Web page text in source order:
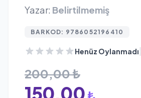
Yazar: Belirtilmemiş
BARKOD: 9786052196410
Henüz Oylanmadı
200,00 ₺
150,00